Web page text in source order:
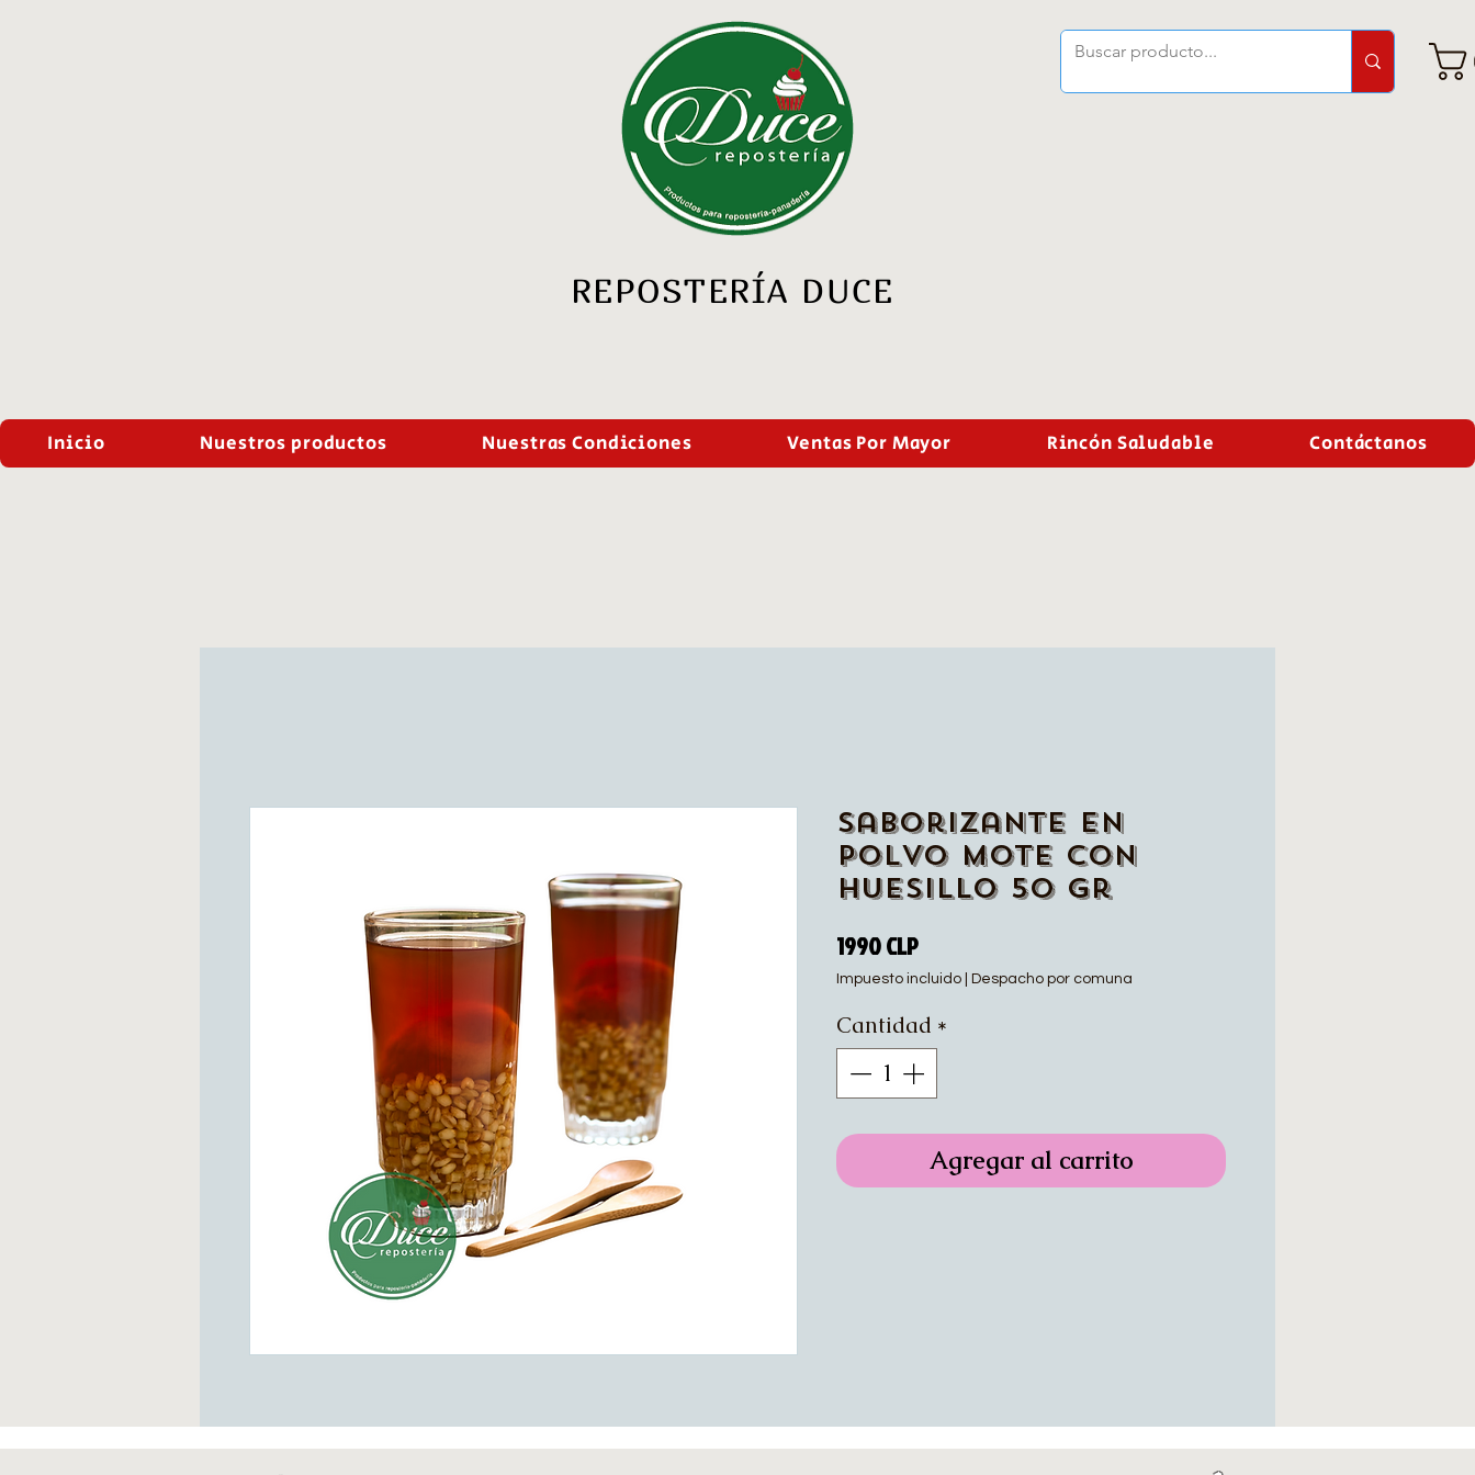
REPOSTERÍA DUCE
Inicio Nuestros productos Nuestras Condiciones Ventas Por Mayor Rincón Saludable Contáctanos
Saborizante en
polvo mote con
huesillo 50 gr
1990 CLPPrecio
Impuesto incluido Despacho por comuna
Cantidad *
Agregar al carrito